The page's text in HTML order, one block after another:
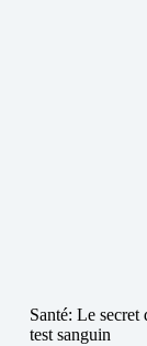
Santé: Le secret
test sanguin